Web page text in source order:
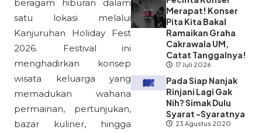
beragam hiburan dalam
satu lokasi melalui
Kanjuruhan Holiday Fest
2026. Festival ini
menghadirkan konsep
wisata keluarga yang
memadukan wahana
permainan, pertunjukan,
bazar kuliner, hingga
Merapat! Konser
Pita Kita Bakal
Ramaikan Graha
Cakrawala UM,
Catat Tanggalnya!
17 Juli 2026
Pada Siap Nanjak
Rinjani Lagi Gak
Nih? Simak Dulu
Syarat -Syaratnya
23 Agustus 2020